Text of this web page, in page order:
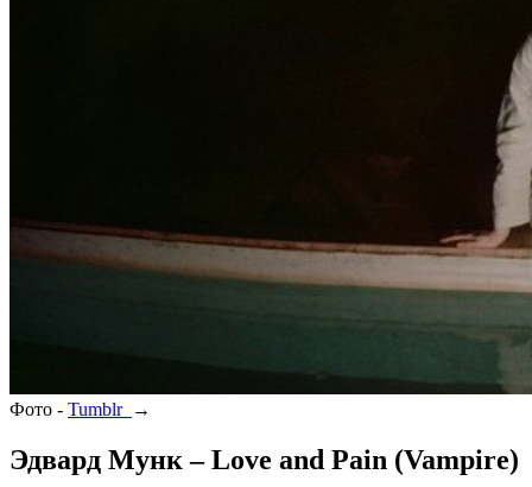
Фото - Tumblr →
Эдвард Мунк – Love and Pain (Vampire)